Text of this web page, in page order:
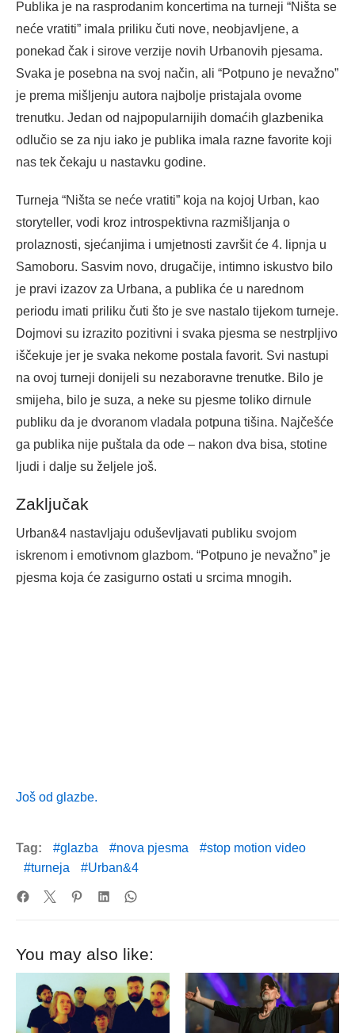
Publika je na rasprodanim koncertima na turneji “Ništa se
neće vratiti” imala priliku čuti nove, neobjavljene, a
ponekad čak i sirove verzije novih Urbanovih pjesama.
Svaka je posebna na svoj način, ali “Potpuno je nevažno”
je prema mišljenju autora najbolje pristajala ovome
trenutku. Jedan od najpopularnijih domaćih glazbenika
odlučio se za nju iako je publika imala razne favorite koji
nas tek čekaju u nastavku godine.
Turneja “Ništa se neće vratiti” koja na kojoj Urban, kao
storyteller, vodi kroz introspektivna razmišljanja o
prolaznosti, sjećanjima i umjetnosti završit će 4. lipnja u
Samoboru. Sasvim novo, drugačije, intimno iskustvo bilo
je pravi izazov za Urbana, a publika će u narednom
periodu imati priliku čuti što je sve nastalo tijekom turneje.
Dojmovi su izrazito pozitivni i svaka pjesma se nestrpljivo
iščekuje jer je svaka nekome postala favorit. Svi nastupi
na ovoj turneji donijeli su nezaboravne trenutke. Bilo je
smijeha, bilo je suza, a neke su pjesme toliko dirnule
publiku da je dvoranom vladala potpuna tišina. Najčešće
ga publika nije puštala da ode – nakon dva bisa, stotine
ljudi i dalje su željele još.
Zaključak
Urban&4 nastavljaju oduševljavati publiku svojom
iskrenom i emotivnom glazbom. “Potpuno je nevažno” je
pjesma koja će zasigurno ostati u srcima mnogih.
Još od glazbe.
Tag: glazba nova pjesma
stop motion video
turneja
Urban&4
You may also like: